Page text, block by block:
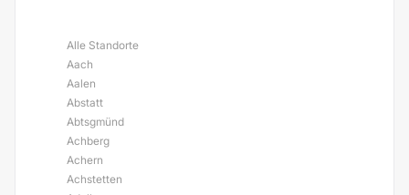
Alle Standorte
Aach
Aalen
Abstatt
Abtsgmünd
Achberg
Achern
Achstetten